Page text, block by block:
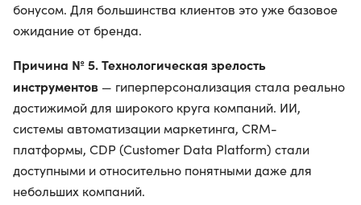
бонусом. Для большинства клиентов это уже базовое
ожидание от бренда.
Причина № 5. Технологическая зрелость
инструментов — гиперперсонализация стала реально
достижимой для широкого круга компаний. ИИ,
системы автоматизации маркетинга, CRM-
платформы, CDP (Customer Data Platform) стали
доступными и относительно понятными даже для
небольших компаний.